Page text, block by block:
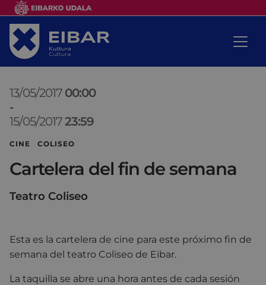
13/05/2017 00:00
-
15/05/201723:59
CINE COLISEO
Cartelera del fin de semana
Teatro Coliseo
Esta es la cartelera de cine para este próximo fin de
semana del teatro Coliseo de Eibar.
La taquilla se abre una hora antes de cada sesión